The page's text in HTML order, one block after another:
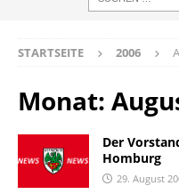
STARTSEITE 2006
Monat:
Der
Homburg
29. August